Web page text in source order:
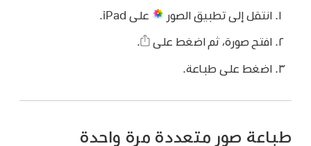
انتقل إلى تطبيق الصور على iPad.
افتح صورة، ثم اضغط على
اضغط على طباعة.
طباعة صور متعددة مرة واحدة